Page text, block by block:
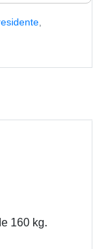
160 kg.